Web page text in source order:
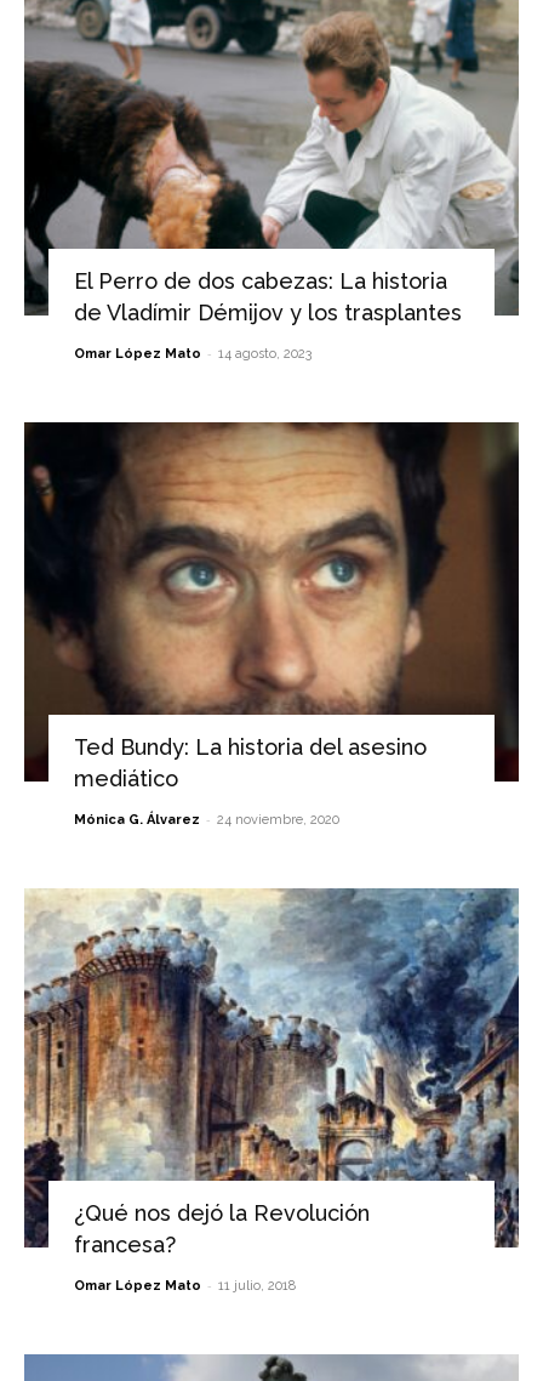
El Perro de dos cabezas: La historia
de Vladímir Démijov y los trasplantes
Omar López Mato - 14 agosto, 2023
Ted Bundy: La historia del asesino
mediático
Mónica G. Álvarez - 24 noviembre, 2020
¿Qué nos dejó la Revolución
francesa?
Omar López Mato - 11 julio, 2018